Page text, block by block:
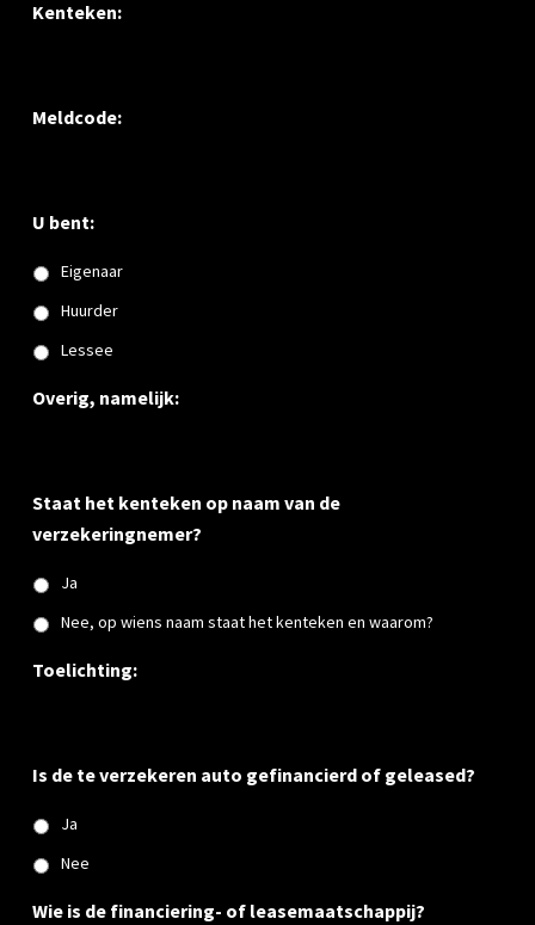
Kenteken:
Meldcode:
U bent:
Eigenaar
Huurder
Lessee
Overig, namelijk:
Staat het kenteken op naam van de
verzekeringnemer?
Ja
Nee, op wiens naam staat het kenteken en waarom?
Toelichting:
Is de te verzekeren auto gefinancierd of geleased?
Ja
Nee
Wie is de financiering- of leasemaatschappij?